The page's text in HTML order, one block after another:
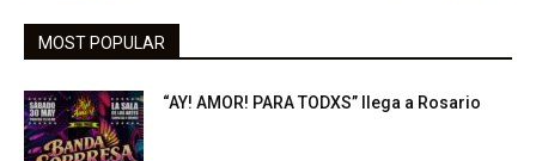
MOST POPULAR
“AY! AMOR! PARA TODXS” llega a Rosario